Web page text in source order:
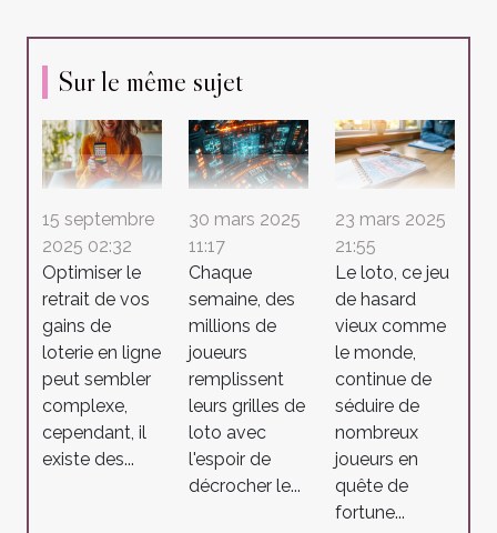
Sur le même sujet
15 septembre
2025 02:32
Optimiser le
retrait de vos
gains de
loterie en ligne
peut sembler
complexe,
cependant, il
existe des...
30 mars 2025
11:17
Chaque
semaine, des
millions de
joueurs
remplissent
leurs grilles de
loto avec
l'espoir de
décrocher le...
23 mars 2025
21:55
Le loto, ce jeu
de hasard
vieux comme
le monde,
continue de
séduire de
nombreux
joueurs en
quête de
fortune...